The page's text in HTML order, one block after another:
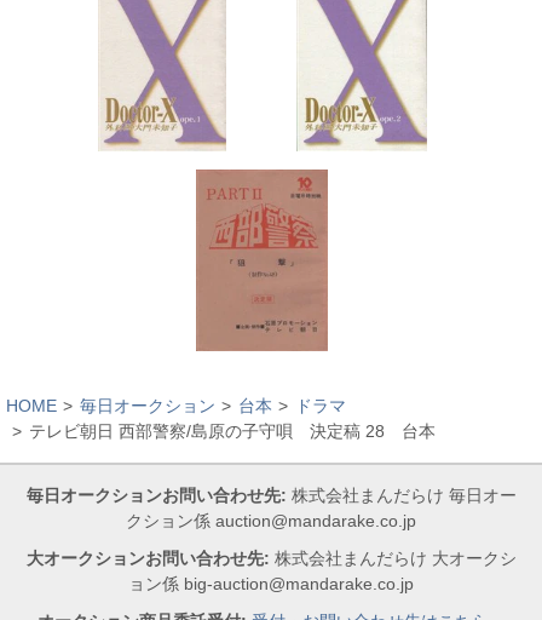
HOME 毎日オークション 台本
ドラマ
テレビ朝日 西部警察/島原の子守唄 決定稿 28 台本
毎日オークションお問い合わせ先: 株式会社まんだらけ 毎日オー
クション係 auction@mandarake.co.jp
大オークションお問い合わせ先: 株式会社まんだらけ 大オークシ
ョン係 big-auction@mandarake.co.jp